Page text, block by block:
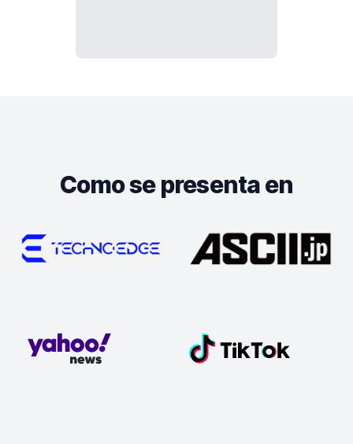
Como se presenta en